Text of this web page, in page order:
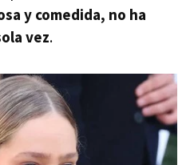
y comedida, no ha
vez.